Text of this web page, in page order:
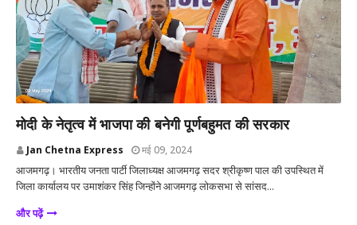
मोदी के नेतृत्व में भाजपा की बनेगी पूर्णबहुमत की सरकार
Jan Chetna Express मई 09, 2024
आजमगढ़। भारतीय जनता पार्टी जिलाध्यक्ष आजमगढ़ सदर श्रीकृष्ण पाल की उपस्थित में
जिला कार्यालय पर उमाशंकर सिंह जिन्होंने आजमगढ़ लोकसभा से सांसद...
और पढ़ें